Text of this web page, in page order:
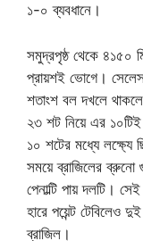
১-০ ব্যবধানে।
সমুদ্রপৃষ্ঠ থেকে ৪১৫০
প্রায়শই ভোগে।
শতাংশ বল দখলে
২৩ শট নিয়ে এর ১০টিই
১০ শটের মধ্যে লক্ষ্যে
সময়ে ব্রাজিলের ব্রুনো
পেনাল্টি পায় দলটি।
হারে পয়েন্ট টেবিলেও
ব্রাজিল।